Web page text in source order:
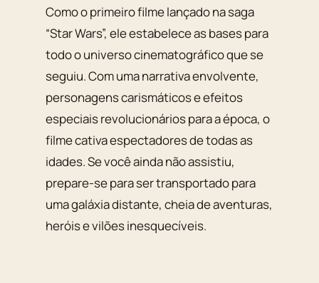
Como o primeiro filme lançado na saga
“Star Wars”, ele estabelece as bases para
todo o universo cinematográfico que se
seguiu. Com uma narrativa envolvente,
personagens carismáticos e efeitos
especiais revolucionários para a época, o
filme cativa espectadores de todas as
idades. Se você ainda não assistiu,
prepare-se para ser transportado para
uma galáxia distante, cheia de aventuras,
heróis e vilões inesquecíveis.